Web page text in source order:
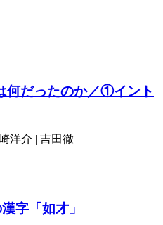
何だったのか／①イント
洋介 | 吉田徹
字「如才」